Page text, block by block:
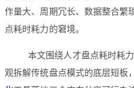
作量大、周期冗长、数据整合繁
点耗时耗力的窘境。
本文围绕人才盘点耗时耗
观拆解传统盘点模式的底层短板